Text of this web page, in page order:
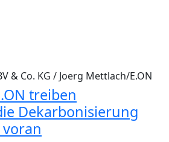
& Co. KG / Joerg Mettlach/E.ON
treiben
Dekarbonisierung